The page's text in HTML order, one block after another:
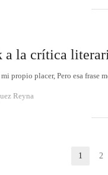
a la crítica
propio placer, Pero esa frase
Reyna
Página
1 2